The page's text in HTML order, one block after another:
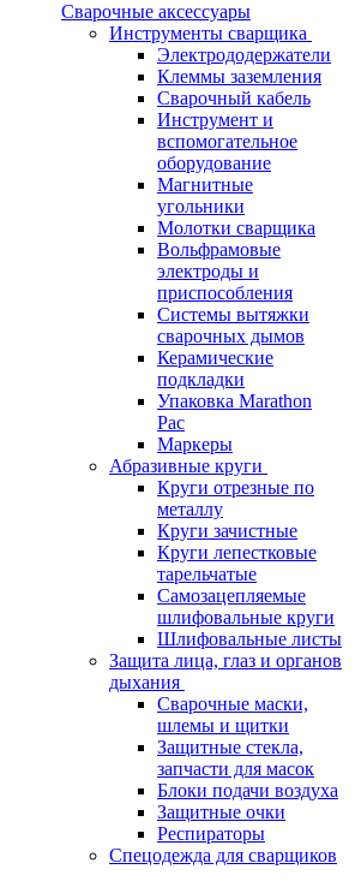
Сварочные аксессуары
Инструменты сварщика
Электрододержатели
Клеммы заземления
Сварочный кабель
Инструмент и
вспомогательное
оборудование
Магнитные
угольники
Молотки сварщика
Вольфрамовые
электроды и
приспособления
Системы вытяжки
сварочных дымов
Керамические
подкладки
Упаковка Marathon
Pac
Маркеры
Абразивные круги
Круги отрезные по
металлу
Круги зачистные
Круги лепестковые
тарельчатые
Самозацепляемые
шлифовальные круги
Шлифовальные листы
Защита лица, глаз и органов
дыхания
Сварочные маски,
шлемы и щитки
Защитные стекла,
запчасти для масок
Блоки подачи воздуха
Защитные очки
Респираторы
Спецодежда для сварщиков